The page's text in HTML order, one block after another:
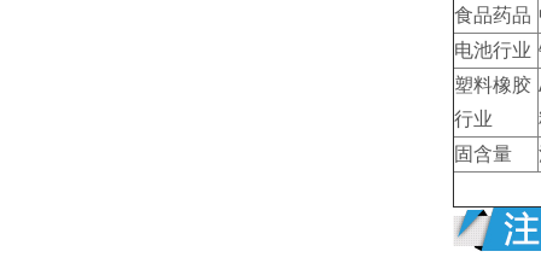
食品药品
电池行业
塑料橡胶
行业
固含量